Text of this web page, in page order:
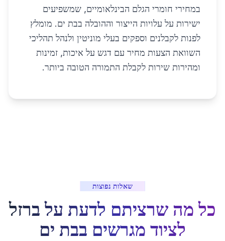
במחירי חומרי הגלם הבינלאומיים, שמשפיעים
ישירות על עלויות הייצור וההובלה בבת ים. מומלץ
לפנות לקבלנים וספקים בעלי מוניטין ולנהל תהליכי
השוואת הצעות מחיר עם דגש על איכות, זמינות
ומהירות שירות לקבלת התמורה הטובה ביותר.
שאלות נפוצות
כל מה שרציתם לדעת על ברזל
לציוד מגרשים בבת ים